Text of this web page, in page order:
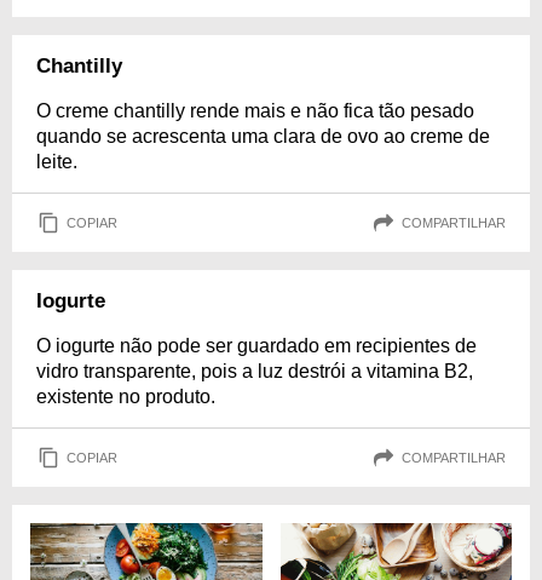
Chantilly
O creme chantilly rende mais e não fica tão pesado
quando se acrescenta uma clara de ovo ao creme de
leite.
COPIAR COMPARTILHAR
Iogurte
O iogurte não pode ser guardado em recipientes de
vidro transparente, pois a luz destrói a vitamina B2,
existente no produto.
COPIAR COMPARTILHAR